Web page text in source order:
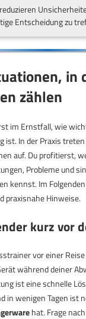
Entscheidung zu
in
zählen
im Ernstfall, wie
ist. In der Praxis
auf. Du profitierst,
Probleme und
kennst. Im
praxisnahe Hinweise.
kurz vor
vor einer
während deiner
ist eine schnelle
in wenigen Tagen ist
hat. Frage nach